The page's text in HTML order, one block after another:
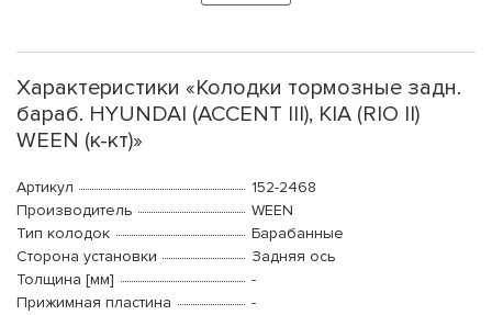
Характеристики «Колодки тормозные задн.
бараб. HYUNDAI (ACCENT III), KIA (RIO II)
WEEN (к-кт)»
Артикул
152-2468
Производитель
WEEN
Тип колодок
Барабанные
Сторона установки
Задняя ось
Толщина [мм]
-
Прижимная пластина
-